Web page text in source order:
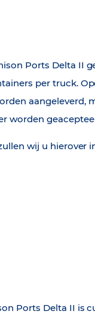
Ports Delta II
per truck.
aangeleverd,
worden
wij u hierover
Ports Delta II is